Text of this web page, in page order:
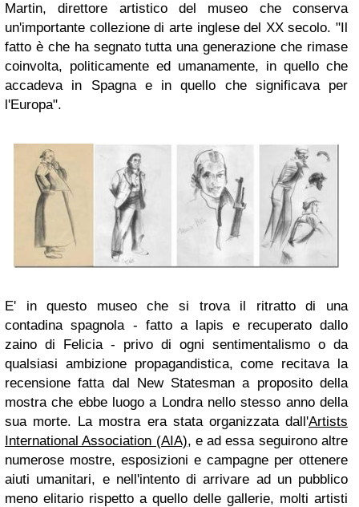
Martin, direttore artistico del museo che conserva
un'importante collezione di arte inglese del XX secolo. "Il
fatto è che ha segnato tutta una generazione che rimase
coinvolta, politicamente ed umanamente, in quello che
accadeva in Spagna e in quello che significava per
l'Europa".
E' in questo museo che si trova il ritratto di una
contadina spagnola - fatto a lapis e recuperato dallo
zaino di Felicia - privo di ogni sentimentalismo o da
qualsiasi ambizione propagandistica, come recitava la
recensione fatta dal New Statesman a proposito della
mostra che ebbe luogo a Londra nello stesso anno della
sua morte. La mostra era stata organizzata dall'Artists
International Association (AIA), e ad essa seguirono altre
numerose mostre, esposizioni e campagne per ottenere
aiuti umanitari, e nell'intento di arrivare ad un pubblico
meno elitario rispetto a quello delle gallerie, molti artisti